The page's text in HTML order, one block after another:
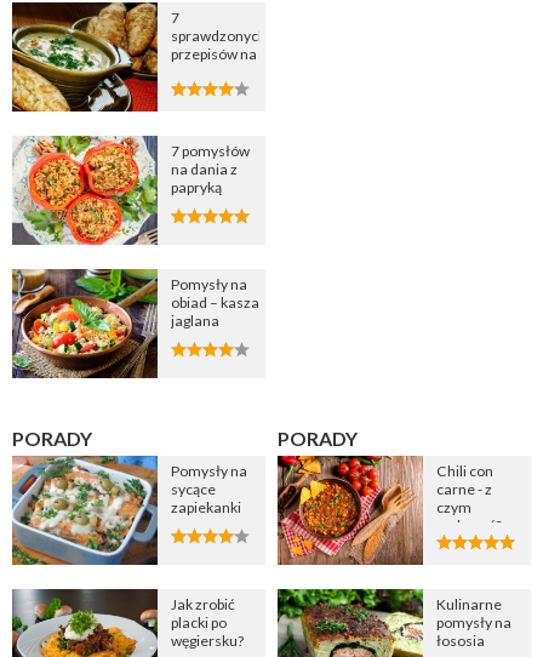
7
sprawdzonych
przepisów na
cebulową
7 pomysłów
na dania z
papryką
Pomysły na
obiad – kasza
jaglana
PORADY
Pomysły na
sycące
zapiekanki
Jak zrobić
placki po
węgiersku?
PORADY
Chili con
carne - z
czym
podawać?
Kulinarne
pomysły na
łososia